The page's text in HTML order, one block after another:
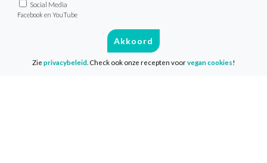
Recepten
Weekmenu’s
Social Media
Facebook en YouTube
Akkoord
Zie privacybeleid . Check ook onze recepten voorvegan cookies!